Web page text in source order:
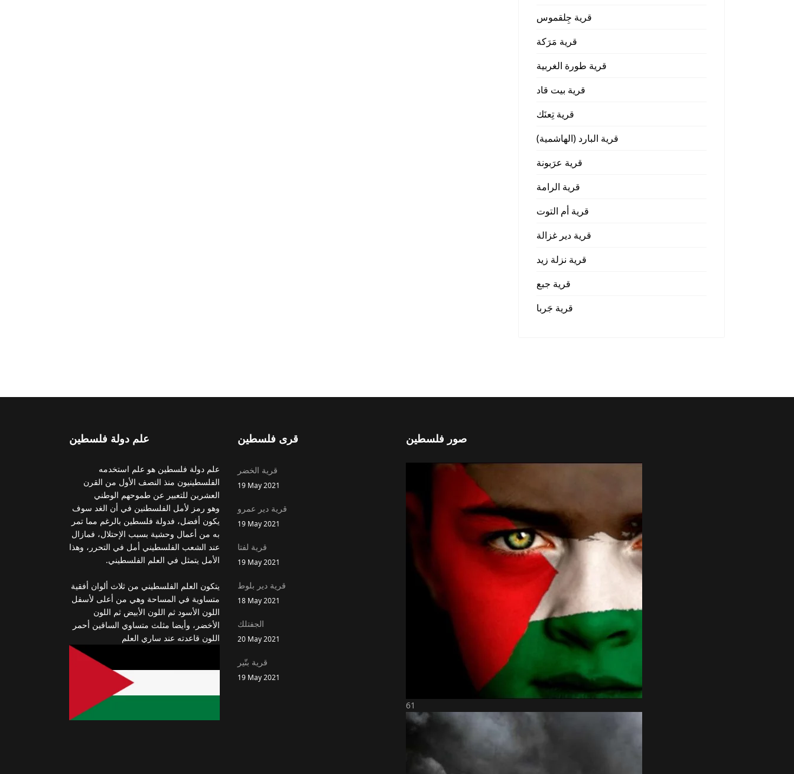
قرية جِلقموس
قرية مَرَكة
قرية طورة الغربية
قرية بيت قاد
قرية تِعنَك
قرية البارد (الهاشمية)
قرية عرَبونة
قرية الرامة
قرية أم التوت
قرية دير غزالة
قرية نزلة زيد
قرية جبع
قرية جَربا
علم دولة فلسطين
علم دولة فلسطين هو علم استخدمه
الفلسطينيون منذ النصف الأول من القرن
العشرين للتعبير عن طموحهم الوطني
وهو رمز لأمل الفلسطنين في أن الغد سوف
يكون أفضل، فدولة فلسطين بالرغم مما تمر
به من أعمال وحشية بسبب الإحتلال، فمازال
عند الشعب الفلسطيني أمل في التحرر، وهذا
الأمل يتمثل في العلم الفلسطيني.
يتكون العلم الفلسطيني من ثلاث ألوان أفقية
متساوية في المساحة وهي من أعلى لأسفل
اللون الأسود ثم اللون الأبيض ثم اللون
الأخضر، وأيضا مثلث متساوي الساقين أحمر
اللون قاعدته عند ساري العلم
قرى فلسطين
قرية الخضر
19 May 2021
قرية دير عمرو
19 May 2021
قرية لفتا
19 May 2021
قرية دير بلوط
18 May 2021
الجفتلك
20 May 2021
قرية بتّير
19 May 2021
صور فلسطين
61